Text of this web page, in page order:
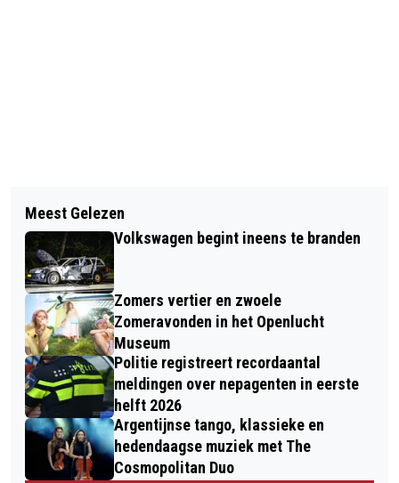
GFT-AFVAL WORDT VANAF 2026 IN
JANUARI, FEBRUARI EN DECEMBER
EENS PER MAAND OPGEHAALD
PEPERNOTENPRET – WAAROM WE
NIET ZONDER KUNNEN IN DECEMBER!
Meest Gelezen
Volkswagen begint ineens te branden
Zomers vertier en zwoele
Zomeravonden in het Openlucht
Museum
Politie registreert recordaantal
meldingen over nepagenten in eerste
helft 2026
Argentijnse tango, klassieke en
hedendaagse muziek met The
Cosmopolitan Duo